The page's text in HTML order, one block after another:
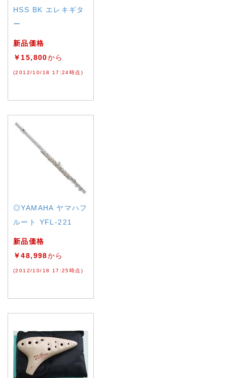
HSS BK エレキギタ
ー
新品価格
￥15,800から
(2012/10/18 17:24時点)
◎YAMAHA ヤマハフ
ルート YFL-221
新品価格
￥48,998から
(2012/10/18 17:25時点)